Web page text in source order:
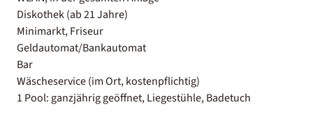
Diskothek (ab 21 Jahre)
Minimarkt, Friseur
Geldautomat/Bankautomat
Bar
Wäscheservice (im Ort, kostenpflichtig)
1 Pool: ganzjährig geöffnet, Liegestühle, Badetuch